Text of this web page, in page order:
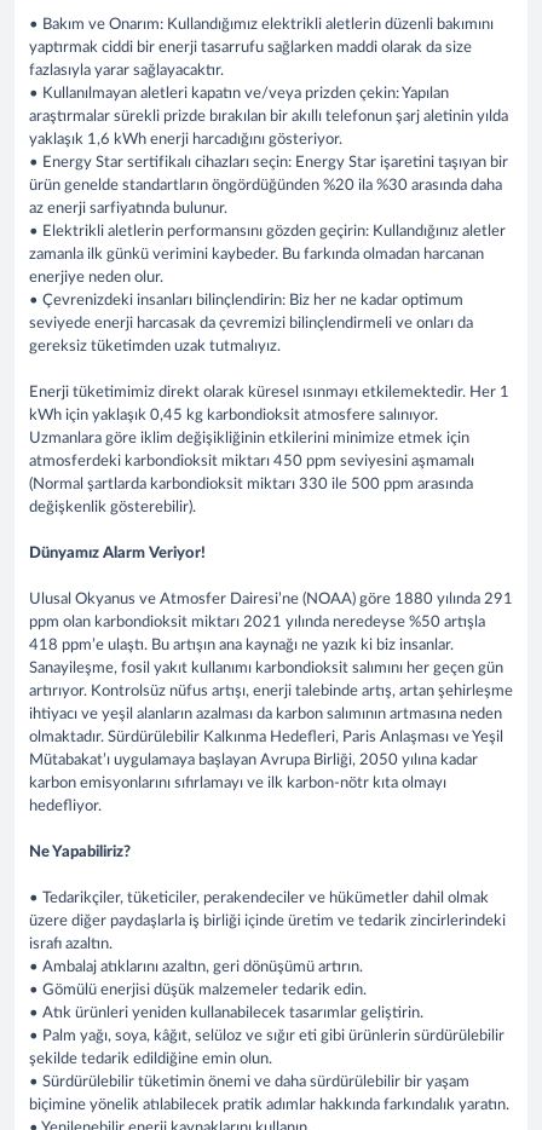
• Bakım ve Onarım: Kullandığımız elektrikli aletlerin düzenli bakımını
yaptırmak ciddi bir enerji tasarrufu sağlarken maddi olarak da size
fazlasıyla yarar sağlayacaktır.
• Kullanılmayan aletleri kapatın ve/veya prizden çekin: Yapılan
araştırmalar sürekli prizde bırakılan bir akıllı telefonun şarj aletinin yılda
yaklaşık 1,6 kWh enerji harcadığını gösteriyor.
• Energy Star sertifikalı cihazları seçin: Energy Star işaretini taşıyan bir
ürün genelde standartların öngördüğünden %20 ila %30 arasında daha
az enerji sarfiyatında bulunur.
• Elektrikli aletlerin performansını gözden geçirin: Kullandığınız aletler
zamanla ilk günkü verimini kaybeder. Bu farkında olmadan harcanan
enerjiye neden olur.
• Çevrenizdeki insanları bilinçlendirin: Biz her ne kadar optimum
seviyede enerji harcasak da çevremizi bilinçlendirmeli ve onları da
gereksiz tüketimden uzak tutmalıyız.
Enerji tüketimimiz direkt olarak küresel ısınmayı etkilemektedir. Her 1
kWh için yaklaşık 0,45 kg karbondioksit atmosfere salınıyor.
Uzmanlara göre iklim değişikliğinin etkilerini minimize etmek için
atmosferdeki karbondioksit miktarı 450 ppm seviyesini aşmamalı
(Normal şartlarda karbondioksit miktarı 330 ile 500 ppm arasında
değişkenlik gösterebilir).
Dünyamız Alarm Veriyor!
Ulusal Okyanus ve Atmosfer Dairesi’ne (NOAA) göre 1880 yılında 291
ppm olan karbondioksit miktarı 2021 yılında neredeyse %50 artışla
418 ppm’e ulaştı. Bu artışın ana kaynağı ne yazık ki biz insanlar.
Sanayileşme, fosil yakıt kullanımı karbondioksit salımını her geçen gün
artırıyor. Kontrolsüz nüfus artışı, enerji talebinde artış, artan şehirleşme
ihtiyacı ve yeşil alanların azalması da karbon salımının artmasına neden
olmaktadır. Sürdürülebilir Kalkınma Hedefleri, Paris Anlaşması ve Yeşil
Mütabakat’ı uygulamaya başlayan Avrupa Birliği, 2050 yılına kadar
karbon emisyonlarını sıfırlamayı ve ilk karbon-nötr kıta olmayı
hedefliyor.
Ne Yapabiliriz?
• Tedarikçiler, tüketiciler, perakendeciler ve hükümetler dahil olmak
üzere diğer paydaşlarla iş birliği içinde üretim ve tedarik zincirlerindeki
israfı azaltın.
• Ambalaj atıklarını azaltın, geri dönüşümü artırın.
• Gömülü enerjisi düşük malzemeler tedarik edin.
• Atık ürünleri yeniden kullanabilecek tasarımlar geliştirin.
• Palm yağı, soya, kâğıt, selüloz ve sığır eti gibi ürünlerin sürdürülebilir
şekilde tedarik edildiğine emin olun.
• Sürdürülebilir tüketimin önemi ve daha sürdürülebilir bir yaşam
biçimine yönelik atılabilecek pratik adımlar hakkında farkındalık yaratın.